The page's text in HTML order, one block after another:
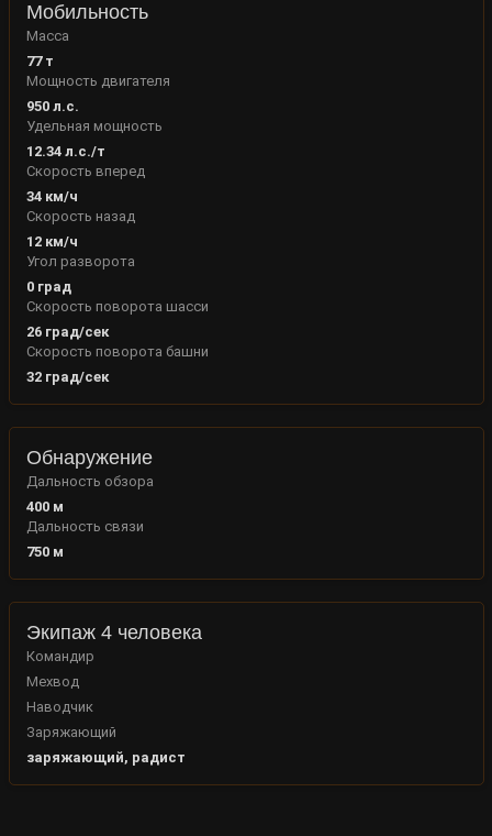
Мобильность
Масса
77т
Мощность двигателя
950л.с.
Удельная мощность
12.34л.с./т
Скорость вперед
34км/ч
Скорость назад
12км/ч
Угол разворота
0град
Скорость поворота шасси
26град/сек
Скорость поворота башни
32град/сек
Обнаружение
Дальность обзора
400м
Дальность связи
750м
Экипаж 4 человека
Командир
Мехвод
Наводчик
Заряжающий
заряжающий, радист